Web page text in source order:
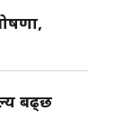
बढ्छ